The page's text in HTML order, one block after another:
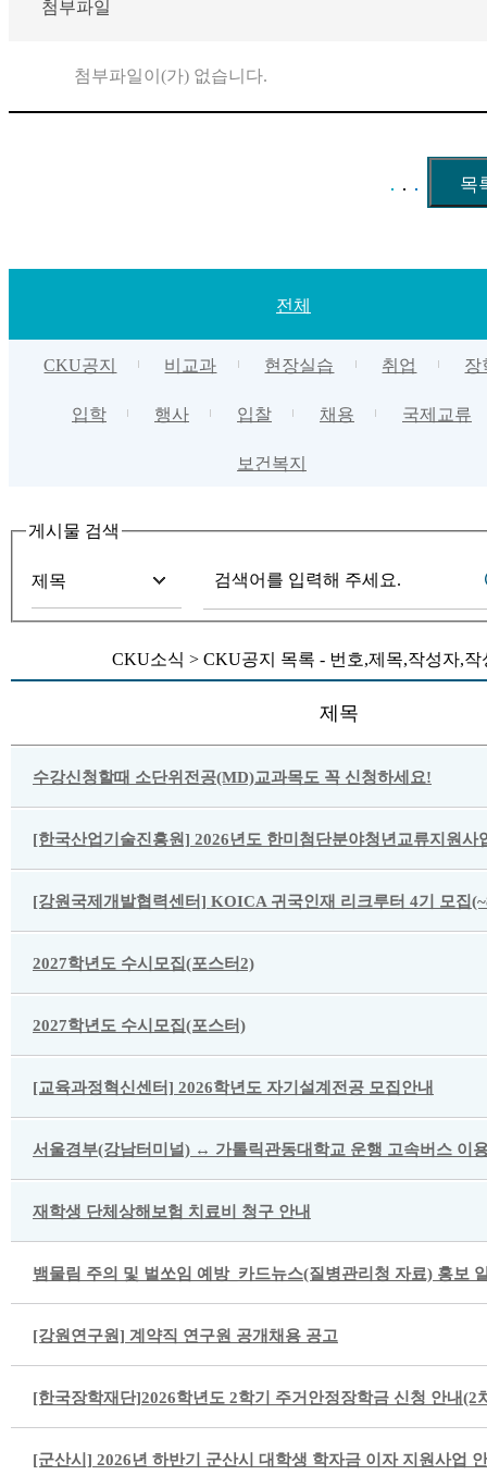
첨부파일
첨부파일이(가) 없습니다.
전체
CKU공지 비교과 현장실습 취업 장
입학 행사 입찰 채용 국제교류
보건복지
게시물 검색
CKU소식 > CKU공지 목록 - 번호,제목,작성자,
제목
수강신청할때 소단위전공(MD)교과목도 꼭 신청하세요!
[한국산업기술진흥원] 2026년도 한미첨단분야청년교류지원사
[강원국제개발협력센터] KOICA 귀국인재 리크루터 4기 모집
2027학년도 수시모집(포스터2)
2027학년도 수시모집(포스터)
[교육과정혁신센터] 2026학년도 자기설계전공 모집안내
서울경부(강남터미널) ↔ 가톨릭관동대학교 운행 고속버스 이
재학생 단체상해보험 치료비 청구 안내
뱀물림 주의 및 벌쏘임 예방_카드뉴스(질병관리청 자료) 홍보
[강원연구원] 계약직 연구원 공개채용 공고
[한국장학재단]2026학년도 2학기 주거안정장학금 신청 안내(2
[군산시] 2026년 하반기 군산시 대학생 학자금 이자 지원사업